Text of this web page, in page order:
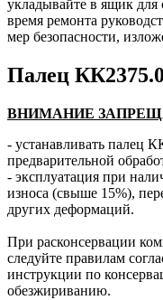
укладывайте в ящик для
время ремонта
мер безопасности,
Палец
ВНИМАНИЕ
- устанавливать палец
предварительной
- эксплуатация при
износа (свыше 15%),
других деформаций.
При расконсервации
следуйте правилам
инструкции по
обезжириванию.